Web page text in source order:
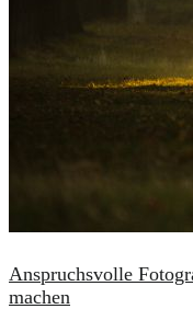
Anspruchsvolle
machen